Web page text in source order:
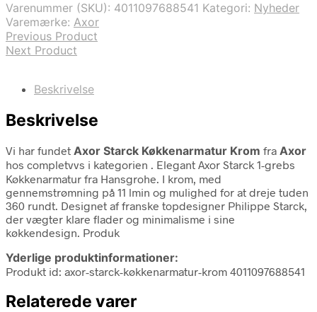
Varenummer (SKU): 4011097688541 Kategori: Nyheder
Varemærke: Axor
Previous Product
Next Product
Beskrivelse
Beskrivelse
Vi har fundet Axor Starck Køkkenarmatur Krom fra Axor
hos completvvs i kategorien . Elegant Axor Starck 1-grebs
Køkkenarmatur fra Hansgrohe. I krom, med
gennemstrømning på 11 lmin og mulighed for at dreje tuden
360 rundt. Designet af franske topdesigner Philippe Starck,
der vægter klare flader og minimalisme i sine
køkkendesign. Produk
Yderlige produktinformationer:
Produkt id: axor-starck-køkkenarmatur-krom 4011097688541
Relaterede varer